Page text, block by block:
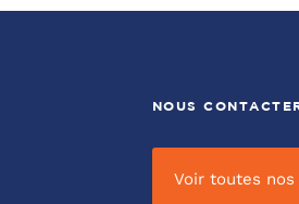
NOUS
Voir toutes nos